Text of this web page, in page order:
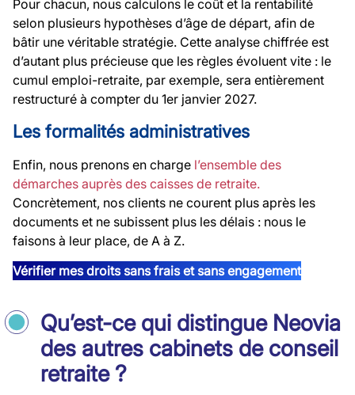
Pour chacun, nous calculons le coût et la rentabilité
selon plusieurs hypothèses d’âge de départ, afin de
bâtir une véritable stratégie. Cette analyse chiffrée est
d’autant plus précieuse que les règles évoluent vite : le
cumul emploi-retraite, par exemple, sera entièrement
restructuré à compter du 1er janvier 2027.
Les formalités administratives
Enfin, nous prenons en charge l’ensemble des
démarches auprès des caisses de retraite.
Concrètement, nos clients ne courent plus après les
documents et ne subissent plus les délais : nous le
faisons à leur place, de A à Z.
Vérifier mes droits sans frais et sans engagement
Qu’est-ce qui distingue Neovia
des autres cabinets de conseil
retraite ?